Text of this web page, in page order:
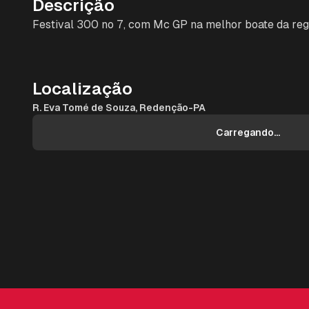
Descrição
Festival 300 no 7, com Mc GP na melhor boate da
Localização
R. Eva Tomé de Souza, Redenção-PA
Carregando...